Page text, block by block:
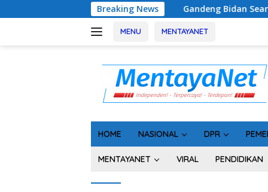
ke
Breaking News
Gandeng Bidan Sean, SMSI
MENU MENTAYANET
HOME NASIONAL DPR
MENTAYANET VIRAL PENDIDIKAN